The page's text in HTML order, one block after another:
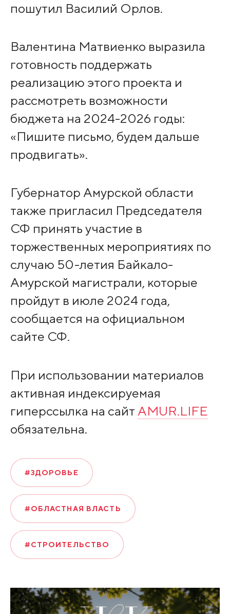
пошутил Василий Орлов.
Валентина Матвиенко выразила
готовность поддержать
реализацию этого проекта и
рассмотреть возможности
бюджета на 2024-2026 годы:
«Пишите письмо, будем дальше
продвигать».
Губернатор Амурской области
также пригласил Председателя
СФ принять участие в
торжественных мероприятиях по
случаю 50-летия Байкало-
Амурской магистрали, которые
пройдут в июле 2024 года,
сообщается на официальном
сайте СФ.
При использовании материалов
активная индексируемая
гиперссылка на сайт AMUR.LIFE
обязательна.
#ЗДОРОВЬЕ
#ОБЛАСТНАЯ ВЛАСТЬ
#СТРОИТЕЛЬСТВО